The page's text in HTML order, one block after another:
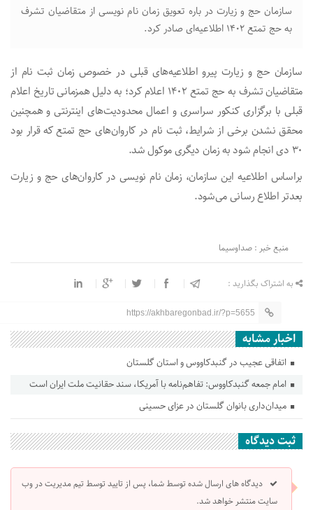
سازمان حج و زیارت در باره تعویق زمان نام نویسی از متقاضیان تشرف
به حج تمتع ۱۴۰۲ اطلاعیه‌ای صادر کرد.
سازمان حج و زیارت پیرو اطلاعیه‌های قبلی در خصوص زمان ثبت نام از
متقاضیان تشرف به حج تمتع ۱۴۰۲ اعلام کرد؛ به دلیل همزمانی تاریخ اعلام
قبلی با برگزاری کنکور سراسری و اعمال محدودیت‌های اینترنتی و همچنین
محقق نشدن برخی از شرایط، ثبت نام در کاروان‌های حج تمتع که قرار بود
۳۰ دی انجام شود به زمان دیگری موکول شد.
براساس اطلاعیه این سازمان، زمان نام نویسی در کاروان‌های حج و زیارت
بعدتر اطلاع رسانی می‌شود.
منبع خبر : صداوسیما
به اشتراک بگذارید :
https://akhbaregonbad.ir/?p=5655
اخبار مشابه
اتفاقی عجیب در‌ گنبدکاووس و استان گلستان
امام جمعه گنبدکاووس: تفاهم‌نامه با آمریکا، سند حقانیت ملت ایران است
میدان‌داری بانوان گلستان در عزای حسینی
ثبت دیدگاه
دیدگاه های ارسال شده توسط شما، پس از تایید توسط تیم مدیریت در وب
سایت منتشر خواهد شد.